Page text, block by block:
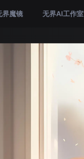
界魔镜 无界AI工作室